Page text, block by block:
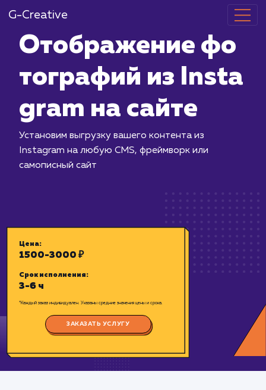
G-Creative
тографий из
gram на
самописный сайт
1500-3000 ₽